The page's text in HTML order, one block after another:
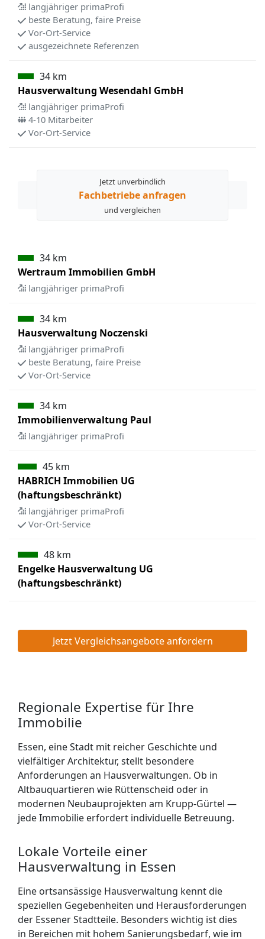
langjähriger primaProfi
beste Beratung, faire Preise
Vor-Ort-Service
ausgezeichnete Referenzen
34 km
Hausverwaltung Wesendahl GmbH
langjähriger primaProfi
4-10 Mitarbeiter
Vor-Ort-Service
Jetzt unverbindlich
Fachbetriebe anfragen
und vergleichen
34 km
Wertraum Immobilien GmbH
langjähriger primaProfi
34 km
Hausverwaltung Noczenski
langjähriger primaProfi
beste Beratung, faire Preise
Vor-Ort-Service
34 km
Immobilienverwaltung Paul
langjähriger primaProfi
45 km
HABRICH Immobilien UG
(haftungsbeschränkt)
langjähriger primaProfi
Vor-Ort-Service
48 km
Engelke Hausverwaltung UG
(haftungsbeschränkt)
Jetzt Vergleichsangebote anfordern
Regionale Expertise für Ihre
Immobilie
Essen, eine Stadt mit reicher Geschichte und
vielfältiger Architektur, stellt besondere
Anforderungen an Hausverwaltungen. Ob in
Altbauquartieren wie Rüttenscheid oder in
modernen Neubauprojekten am Krupp-Gürtel —
jede Immobilie erfordert individuelle Betreuung.
Lokale Vorteile einer
Hausverwaltung in Essen
Eine ortsansässige Hausverwaltung kennt die
speziellen Gegebenheiten und Herausforderungen
der Essener Stadtteile. Besonders wichtig ist dies
in Bereichen mit hohem Sanierungsbedarf, wie im